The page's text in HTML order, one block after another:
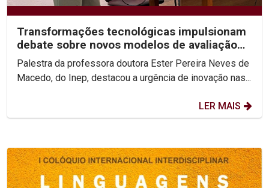
Transformações tecnológicas impulsionam
debate sobre novos modelos de avaliação
do ensino superior
Palestra da professora doutora Ester Pereira Neves de
Macedo, do Inep, destacou a urgência de inovação nas...
LER MAIS